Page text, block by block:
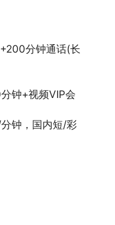
分钟通话(长
钟+视频VIP会
钟，国内短/彩